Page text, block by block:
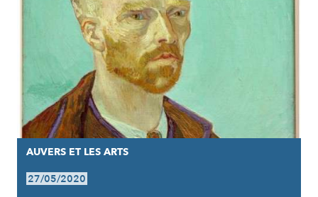
AUVERS ET LES ARTS
27/05/2020